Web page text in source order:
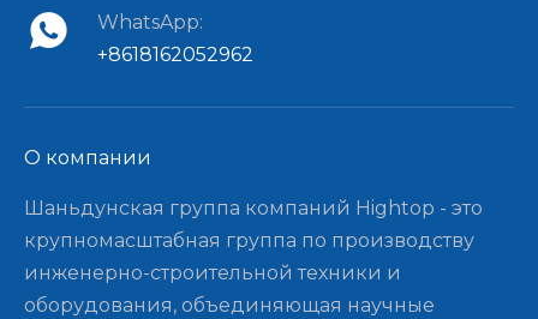
WhatsApp:
+8618162052962
О компании​​​​​​​
Шаньдунская группа компаний Hightop - это
крупномасштабная группа по производству
инженерно-строительной техники и
оборудования, объединяющая научные